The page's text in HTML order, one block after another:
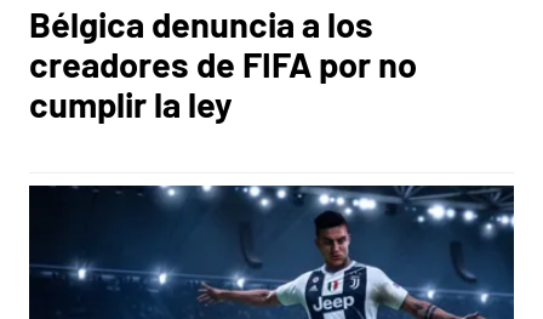
Bélgica denuncia a los
creadores de FIFA por no
cumplir la ley